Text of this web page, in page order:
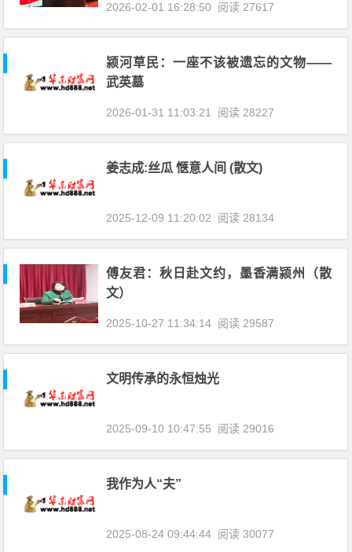
2026-02-01 16:28:50 阅读 27617
颍河草民：一座不该被遗忘的文物——
武英墓
2026-01-31 11:03:21 阅读 28227
姜志成:丝瓜 惬意人间 (散文)
2025-12-09 11:20:02 阅读 28134
傅友君：秋日赴文约，墨香满颍州（散
文）
2025-10-27 11:34:14 阅读 29587
文明传承的永恒烛光
2025-09-10 10:47:55 阅读 29016
我作为人“夫”
2025-08-24 09:44:44 阅读 30077